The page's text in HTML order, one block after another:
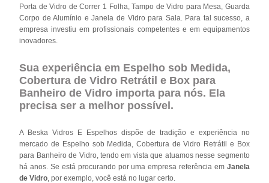
Porta de Vidro de Correr 1 Folha, Tampo de Vidro para Mesa, Guarda
Corpo de Alumínio e Janela de Vidro para Sala. Para tal sucesso, a
empresa investiu em profissionais competentes e em equipamentos
inovadores.
Sua experiência em Espelho sob Medida,
Cobertura de Vidro Retrátil e Box para
Banheiro de Vidro importa para nós. Ela
precisa ser a melhor possível.
A Beska Vidros E Espelhos dispõe de tradição e experiência no
mercado de Espelho sob Medida, Cobertura de Vidro Retrátil e Box
para Banheiro de Vidro, tendo em vista que atuamos nesse segmento
há anos. Se está procurando por uma empresa referência em Janela
de Vidro , por exemplo, você está no lugar certo.